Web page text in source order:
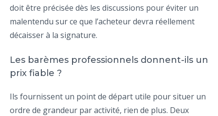
doit être précisée dès les discussions pour éviter un
malentendu sur ce que l’acheteur devra réellement
décaisser à la signature.
Les barèmes professionnels donnent-ils un
prix fiable ?
Ils fournissent un point de départ utile pour situer un
ordre de grandeur par activité, rien de plus. Deux